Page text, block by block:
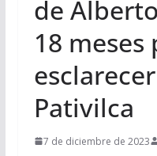
de
18 meses
Pativilca
7 de diciembre de 2023